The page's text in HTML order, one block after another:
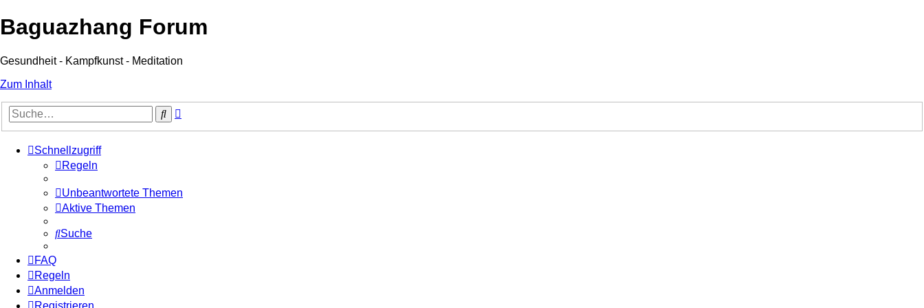
Baguazhang Forum
Gesundheit - Kampfkunst - Meditation
Zum Inhalt
Suche
Schnellzugriff
Regeln
Unbeantwortete Themen
Aktive Themen
Suche
FAQ
Regeln
Anmelden